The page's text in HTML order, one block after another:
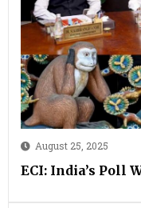
August 25, 2025
ECI: India’s Poll